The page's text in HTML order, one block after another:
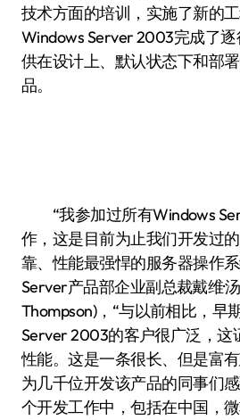
技术方面的培训，实施了新的
Windows Server 2003完成了
供在设计上、默认状态下和部
品。
“我参加过所有Windows
作，这是目前为止我们开发过
靠、性能最强悍的服务器操作
Server产品部企业副总裁戴维·
Thompson)，“与以前相比，早
Server 2003的客户很广泛，这
性能。这是一条很长、但是富
为几千位开发该产品的同事们
个开发工作中，包括在中国，